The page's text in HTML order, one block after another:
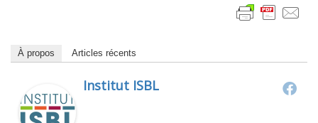
À propos Articles récents
Institut ISBL